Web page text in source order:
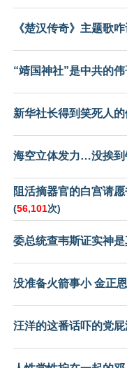
《楚汉传奇》主题歌
“靖国神社”是中共的
新华社长得到笑死人
海空立体发力…没挨到
阻活摘器官的白宫请
(56,101次)
委总统查韦斯证实神
没准备火箭事小 金正
汪洋的这番话吓的党